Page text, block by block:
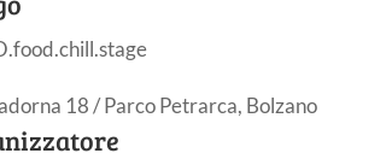
18 / Parco Petrarca, Bolzano